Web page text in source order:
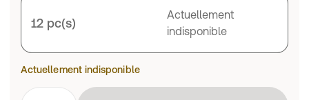
12 pc(s)
Actuellement
indisponible
Actuellement indisponible